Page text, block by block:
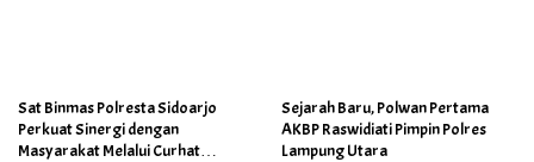
Sat Binmas Polresta Sidoarjo
Perkuat Sinergi dengan
Masyarakat Melalui Curhat
Sejarah Baru, Polwan Pertama
AKBP Raswidiati Pimpin Polres
Lampung Utara